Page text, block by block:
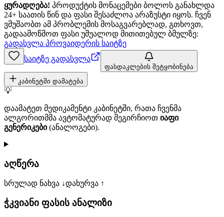
ყურადღება! პროდუქტის მონაცემები ბოლოს განახლდა
24+ საათის წინ და ფასი შესაძლოა არაზუსტი იყოს. ჩვენ
ვმუშაობთ ამ პრობლემის მოსაგვარებლად, გთხოვთ,
გადაამოწმოთ ფასი უშუალოდ მითითებულ ბმულზე:
გადასვლა პროვაიდერის საიტზე
საიტზე გადასვლა
ფასდაკლების შეტყობინება
კაბინეტში დამატება
💡
დაამატეთ მედიკამენტი კაბინეტში, რათა ჩვენმა
ალგორითმმა ავტომატურად შეგირჩიოთ იაფი
გენერიკები(ანალოგები).
აღწერა
სრულად ნახვა ↓დახურვა ↑
ჭკვიანი ფასის ანალიზი